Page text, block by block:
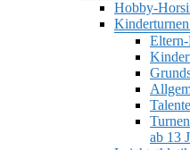
Hobby-
ab 13